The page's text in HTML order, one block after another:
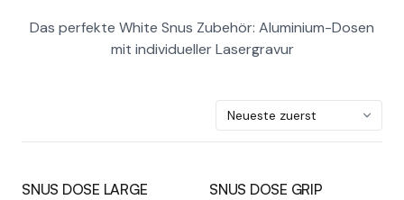
Das perfekte White Snus Zubehör: Aluminium-Dosen
mit individueller Lasergravur
SNUS DOSE LARGE SNUS DOSE GRIP